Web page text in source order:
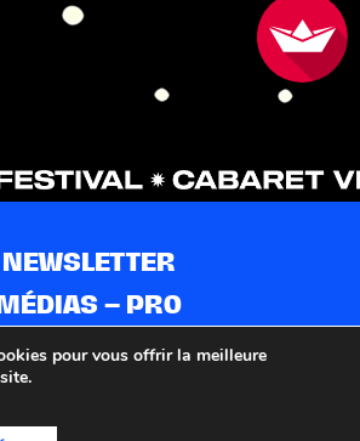
NEWSLETTER
– PRO
CONTACTS
PARTENAIRES
LÉGALES
pour vous offrir la meilleure